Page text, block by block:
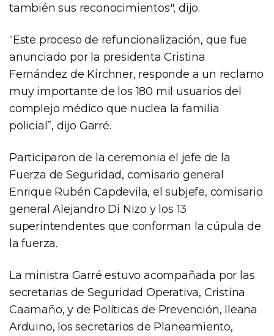
también sus reconocimientos", dijo.
“Este proceso de refuncionalización, que fue
anunciado por la presidenta Cristina
Fernández de Kirchner, responde a un reclamo
muy importante de los 180 mil usuarios del
complejo médico que nuclea la familia
policial”, dijo Garré.
Participaron de la ceremonia el jefe de la
Fuerza de Seguridad, comisario general
Enrique Rubén Capdevila, el subjefe, comisario
general Alejandro Di Nizo y los 13
superintendentes que conforman la cúpula de
la fuerza.
La ministra Garré estuvo acompañada por las
secretarias de Seguridad Operativa, Cristina
Caamaño, y de Políticas de Prevención, Ileana
Arduino, los secretarios de Planeamiento,